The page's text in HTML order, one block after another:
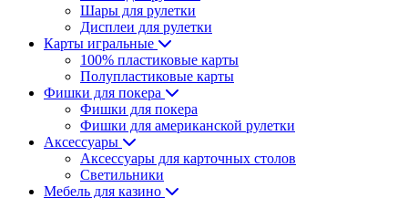
Шары для рулетки
Дисплеи для рулетки
Карты игральные
100% пластиковые карты
Полупластиковые карты
Фишки для покера
Фишки для покера
Фишки для американской рулетки
Аксессуары
Аксессуары для карточных столов
Светильники
Мебель для казино